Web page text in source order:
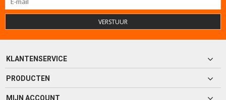
VERSTUUR
KLANTENSERVICE
PRODUCTEN
MIJN ACCOUNT